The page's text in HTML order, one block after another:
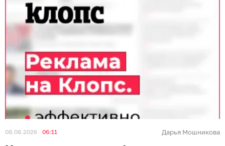
08.08.2026 06:11 Дарья Мошникова